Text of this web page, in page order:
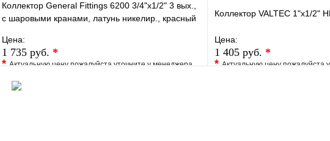
Коллектор General Fittings 6200 3/4"х1/2" 3 вых.,
c шаровыми кранами, латунь никелир., красный
Цена:
1 735 руб. *
*Актуальную цену пожалуйста уточните у менеджера
В избранное
Коллектор VALTEC 1"х1/2"
Цена:
1 405 руб. *
*Актуальную цену пожалуйста